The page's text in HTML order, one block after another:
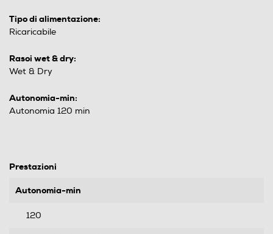
Tipo di alimentazione:
Ricaricabile
Rasoi wet & dry:
Wet & Dry
Autonomia-min:
Autonomia 120 min
Prestazioni
Autonomia-min
120